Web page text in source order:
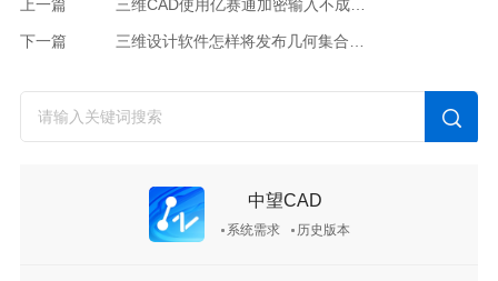
上一篇 三维CAD使用亿赛通加密输入不成功如何解决？
下一篇
中望CAD
系统需求 历史版本